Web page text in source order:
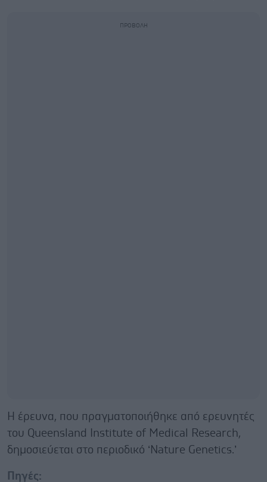
Η έρευνα, που πραγματοποιήθηκε από ερευνητές
του Queensland Institute of Medical Research,
δημοσιεύεται στο περιοδικό ‘Nature Genetics.’
Πηγές: